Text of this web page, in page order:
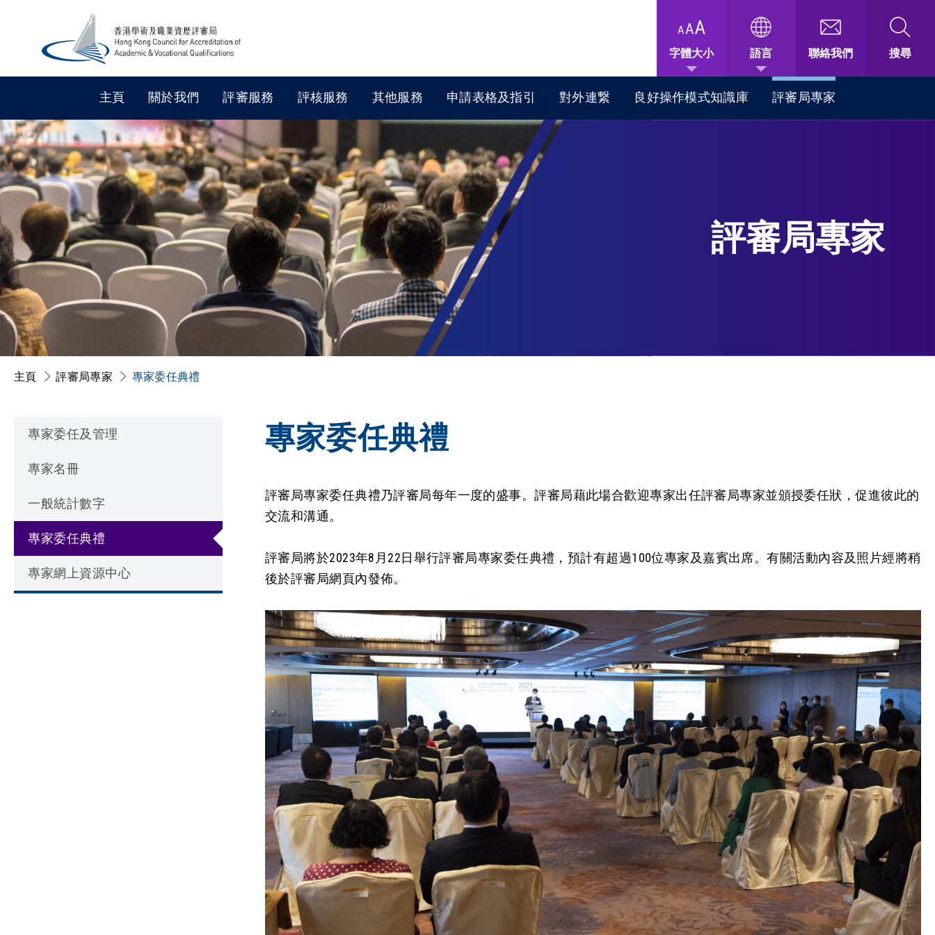
字體大小 語言 聯絡我們 搜尋
主頁 關於我們 評審服務 評核服務 其他服務 申請表格及指引 對外連繋 良好操作模式知識庫 評審局專家
評審局專家
主頁 評審局專家 專家委任典禮
專家委任及管理
專家名冊
一般統計數字
專家委任典禮
專家網上資源中心
專家委任典禮
評審局專家委任典禮乃評審局每年一度的盛事。評審局藉此場合歡迎專家出任評審局專家並頒授委任狀，促進彼此的
交流和溝通。
評審局將於2023年8月22日舉行評審局專家委任典禮，預計有超過100位專家及嘉賓出席。有關活動內容及照片經將稍
後於評審局網頁內發佈。